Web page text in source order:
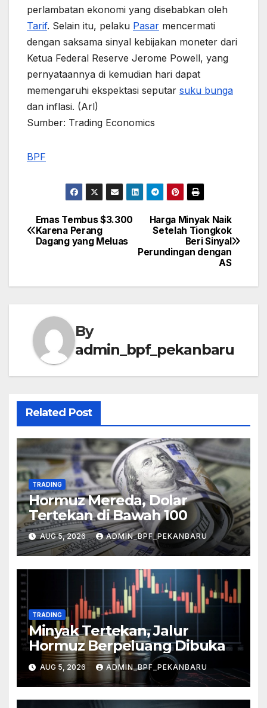
perlambatan ekonomi yang disebabkan oleh
Tarif. Selain itu, pelaku Pasar mencermati
dengan saksama sinyal kebijakan moneter dari
Ketua Federal Reserve Jerome Powell, yang
pernyataannya di kemudian hari dapat
memengaruhi ekspektasi seputar suku bunga
dan inflasi. (Arl)
Sumber: Trading Economics
BPF
Post
navigation
Harga Minyak Naik
Setelah Tiongkok
Beri Sinyal
Perundingan dengan
AS
Emas Tembus $3.300
Karena Perang
Dagang yang Meluas
By
admin_bpf_pekanbaru
Related Post
TRADING
Hormuz Mereda, Dolar
Tertekan di Bawah 100
AUG 5, 2026 ADMIN_BPF_PEKANBARU
TRADING
Minyak Tertekan, Jalur
Hormuz Berpeluang Dibuka
AUG 5, 2026 ADMIN_BPF_PEKANBARU